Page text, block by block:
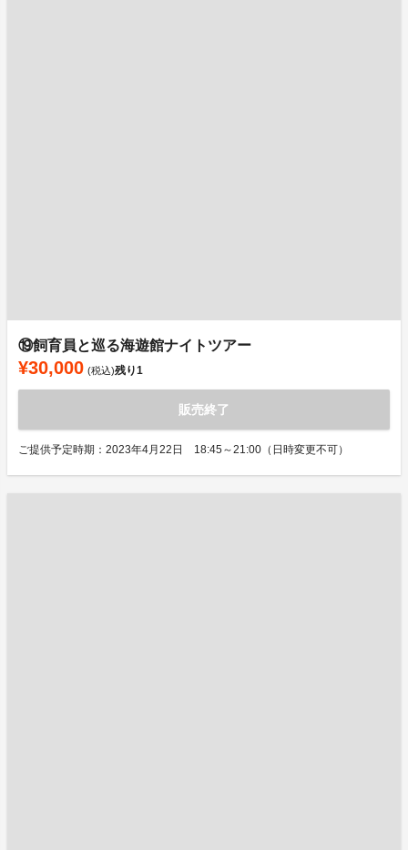
⑲飼育員と巡る海遊館ナイトツアー
¥30,000 (税込)残り1
販売終了
ご提供予定時期：2023年4月22日 18:45～21:00（日時変更不可）